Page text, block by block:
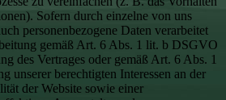
Sofern durch einzelne von uns
personenbezogene Daten verarbeitet
gemäß Art. 6 Abs. 1 lit. b DSGVO
des Vertrages oder gemäß Art. 6 Abs. 1
unserer berechtigten Interessen an der
der Website sowie einer